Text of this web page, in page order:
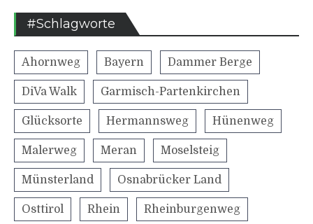
#Schlagworte
Ahornweg Bayern Dammer Berge
DiVa Walk Garmisch-Partenkirchen
Glücksorte Hermannsweg Hünenweg
Malerweg Meran Moselsteig
Münsterland Osnabrücker Land
Osttirol Rhein Rheinburgenweg